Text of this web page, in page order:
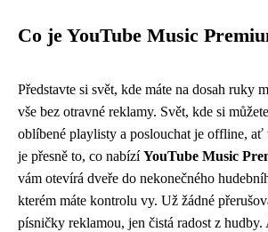
Co je YouTube Music
Představte si svět, kde máte na dosah ruky
vše bez otravné reklamy. Svět, kde si
oblíbené playlisty a poslouchat je offline,
je přesně to, co nabízíYouTube Music
vám otevírá dveře do nekonečného
kterém máte kontrolu vy. Už žádné
písničky reklamou, jen čistá radost z hudby.